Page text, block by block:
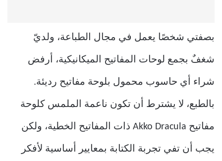
بصفتي شخصًا يعمل في مجال الطباعة، ولديّ
شغفٌ بجمع لوحات المفاتيح الميكانيكية، أرفض
شراء أي حاسوب محمول بلوحة مفاتيح رديئة.
بالطبع، لا يشترط أن تكون ناعمة الملمس كلوحة
مفاتيح Akko Dracula ذات المفاتيح الخطية، ولكن
يجب أن تفي تجربة الكتابة بمعايير أساسية لأفكر